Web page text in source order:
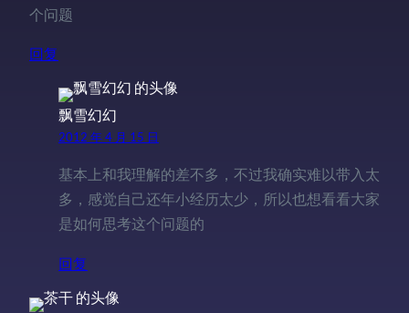
个问题
回复
飘雪幻幻
2012 年 4 月 15 日
基本上和我理解的差不多，不过我确实难以带入太
多，感觉自己还年小经历太少，所以也想看看大家
是如何思考这个问题的
回复